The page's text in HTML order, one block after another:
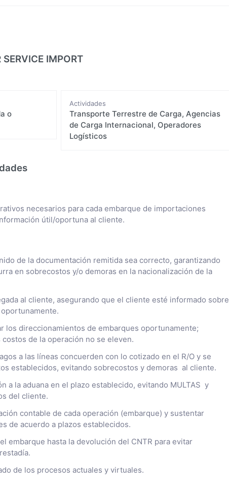
IMPORT
o
Actividades
Transporte Terrestre de Carga, Agencias
de Carga Internacional, Operadores
Logísticos
necesarios para cada embarque de importaciones
útil/oportuna al cliente.
de la documentación remitida sea correcto, garantizando
en sobrecostos y/o demoras en la nacionalización de la
al cliente, asegurando que el cliente esté informado sobre
los direccionamientos de embarques oportunamente;
de la operación no se eleven.
a las líneas concuerden con lo cotizado en el R/O y se
establecidos, evitando sobrecostos y demoras al cliente.
a la aduana en el plazo establecido, evitando MULTAS y
del cliente.
contable de cada operación (embarque) y sustentar
de acuerdo a plazos establecidos.
embarque hasta la devolución del CNTR para evitar
de los procesos actuales y virtuales.